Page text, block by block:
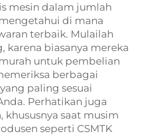
mesin dalam jumlah
di mana
terbaik. Mulailah
karena biasanya mereka
untuk pembelian
berbagai
paling sesuai
Perhatikan juga
khususnya saat musim
seperti CSMTK